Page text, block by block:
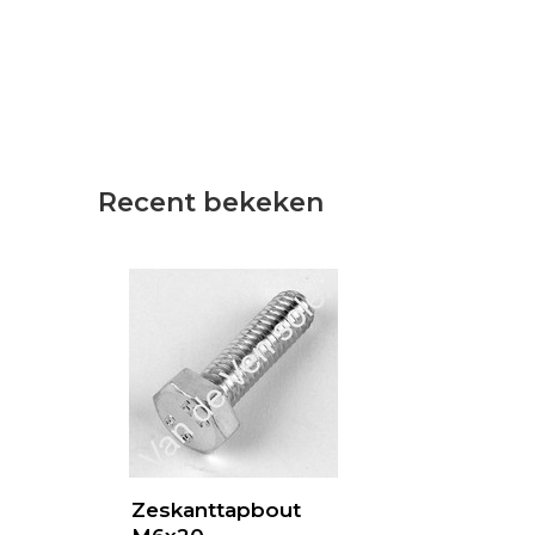
Recent bekeken
Zeskanttapbout